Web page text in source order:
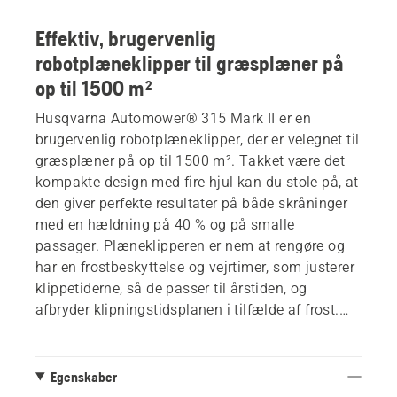
Effektiv, brugervenlig
robotplæneklipper til græsplæner på
op til 1500 m²
Husqvarna Automower® 315 Mark II er en
brugervenlig robotplæneklipper, der er velegnet til
græsplæner på op til 1500 m². Takket være det
kompakte design med fire hjul kan du stole på, at
den giver perfekte resultater på både skråninger
med en hældning på 40 % og på smalle
passager. Plæneklipperen er nem at rengøre og
har en frostbeskyttelse og vejrtimer, som justerer
klippetiderne, så de passer til årstiden, og
afbryder klipningstidsplanen i tilfælde af frost.
til systematisk klipningstilstand i smalle
Egenskaber